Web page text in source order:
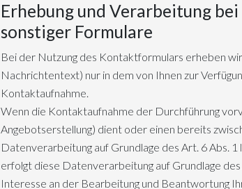
Erhebung und Verarbeitung
sonstiger Formulare
Bei der Nutzung des Kontaktformulars erheben
Nachrichtentext) nur in dem von Ihnen zur
Kontaktaufnahme.
Wenn die Kontaktaufnahme der Durchführung
Angebotserstellung) dient oder einen bereits
Datenverarbeitung auf Grundlage des Art. 6 Abs.
erfolgt diese Datenverarbeitung auf Grundlage
Interesse an der Bearbeitung und Beantwortung